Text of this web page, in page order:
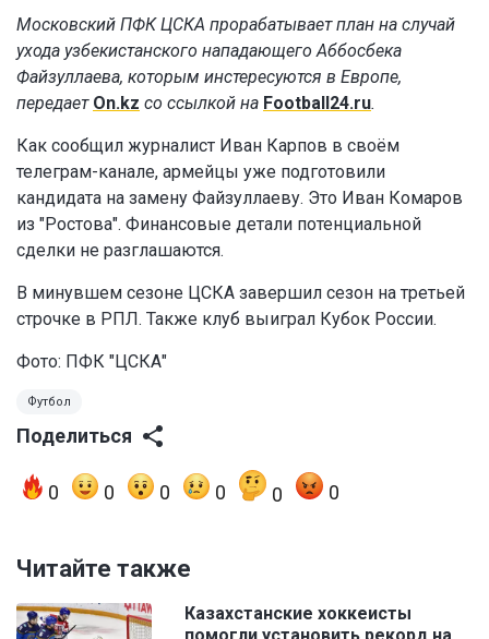
Московский ПФК ЦСКА прорабатывает план на случай
ухода узбекистанского нападающего Аббосбека
Файзуллаева, которым инстересуются в Европе,
передает On.kz со ссылкой на Football24.ru.
Как сообщил журналист Иван Карпов в своём
телеграм-канале, армейцы уже подготовили
кандидата на замену Файзуллаеву. Это Иван Комаров
из "Ростова". Финансовые детали потенциальной
сделки не разглашаются.
В минувшем сезоне ЦСКА завершил сезон на третьей
строчке в РПЛ. Также клуб выиграл Кубок России.
Фото: ПФК "ЦСКА"
Футбол
Поделиться
0 0 0 0 0 0
Читайте также
Казахстанские хоккеисты